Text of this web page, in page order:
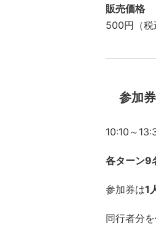
販売価格
500円（税
参加
10:10～
各ターン9
参加券は1
同行者分